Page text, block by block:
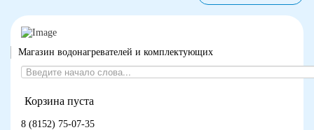
Магазин водонагревателей и комплектующих
Корзина пуста
8 (8152) 75-07-35